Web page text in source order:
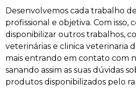
Desenvolvemos cada trabalho
profissional e objetiva. Com isso,
disponibilizar outros trabalhos,
veterinárias e clinica veterinaria
mais entrando em contato com
sanando assim as suas dúvidas
produtos disponibilizados pelo